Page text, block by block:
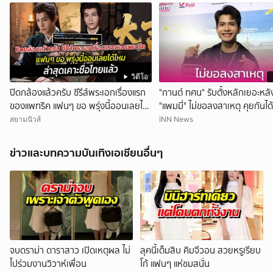
วิดีโอ
ปิดกล้องแล้วครับ ซีรีส์พระเอกเรื่องแรก
ของแพทริค แฟนๆ ขอ พรุ่งนี้ออนเลยได้
ไหม ล่าสุดเคาะชื่อไทยแล้ว
สยามนิวส์
"กานต์ ทศน" รับตั้งหลักเยอะหลั
"แพมมี่" ไม่ขอลงสาเหตุ คุยกันไ
เดิม
INN News
ข่าวและบทความบันเทิงเอเชียนอื่นๆ
จบดราม่า ดาราสาว เปิดเหตุผล ไม่
ไปร่วมงานวิวาห์เพื่อน
ลุคนี้เต็มสิบ คิมจีวอน สวยหรูเรียบ
โก้ แฟนๆ แห่ชมสนั่น